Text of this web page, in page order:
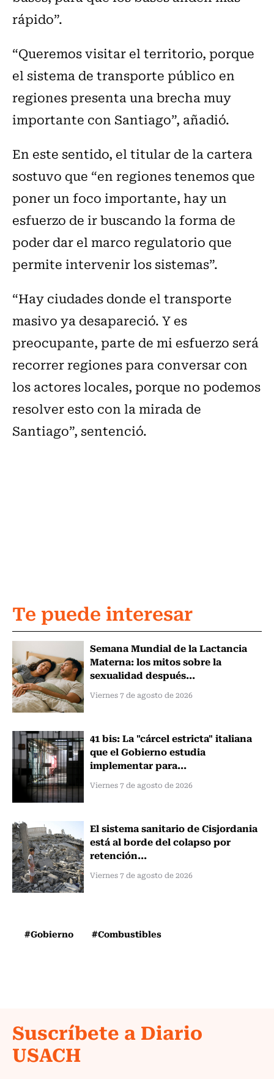
rápido”.
“Queremos visitar el territorio, porque
el sistema de transporte público en
regiones presenta una brecha muy
importante con Santiago”, añadió.
En este sentido, el titular de la cartera
sostuvo que “en regiones tenemos que
poner un foco importante, hay un
esfuerzo de ir buscando la forma de
poder dar el marco regulatorio que
permite intervenir los sistemas”.
“Hay ciudades donde el transporte
masivo ya desapareció. Y es
preocupante, parte de mi esfuerzo será
recorrer regiones para conversar con
los actores locales, porque no podemos
resolver esto con la mirada de
Santiago”, sentenció.
Te puede interesar
Semana Mundial de la Lactancia
Materna: los mitos sobre la
sexualidad después...
Viernes 7 de agosto de 2026
41 bis: La "cárcel estricta" italiana
que el Gobierno estudia
implementar para...
Viernes 7 de agosto de 2026
El sistema sanitario de Cisjordania
está al borde del colapso por
retención...
Viernes 7 de agosto de 2026
#Gobierno #Combustibles